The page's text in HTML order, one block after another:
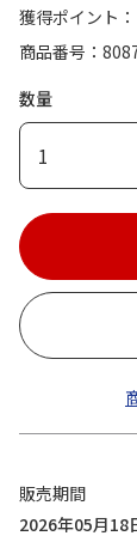
獲得ポイント
商品番号
数量
1
販売期間
2026年05月18